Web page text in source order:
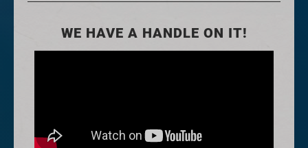
WE HAVE A HANDLE ON IT!